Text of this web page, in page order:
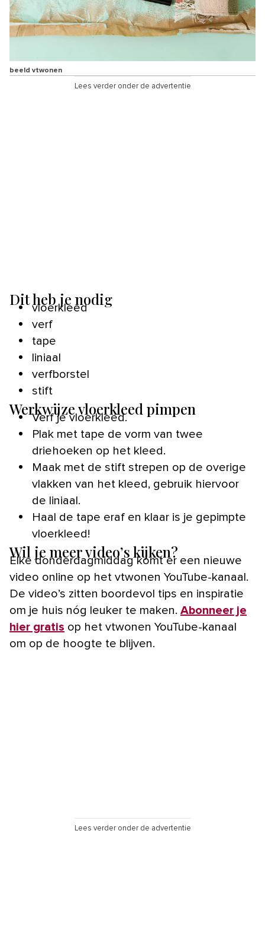
beeld vtwonen
Lees verder onder de advertentie
Dit heb je nodig
vloerkleed
verf
tape
liniaal
verfborstel
stift
Werkwijze vloerkleed pimpen
Verf je vloerkleed.
Plak met tape de vorm van twee
driehoeken op het kleed.
Maak met de stift strepen op de overige
vlakken van het kleed, gebruik hiervoor
de liniaal.
Haal de tape eraf en klaar is je gepimpte
vloerkleed!
Wil je meer video’s kijken?
Elke donderdagmiddag komt er een nieuwe
video online op het vtwonen YouTube-kanaal.
De video’s zitten boordevol tips en inspiratie
om je huis nóg leuker te maken. Abonneer je
hier gratis op het vtwonen YouTube-kanaal
om op de hoogte te blijven.
Lees verder onder de advertentie